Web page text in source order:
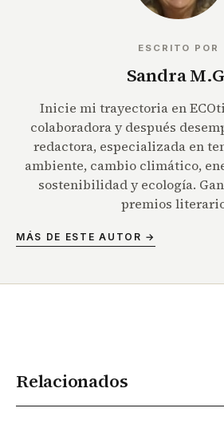
ESCRITO POR
Sandra
Inicie mi trayectoria en
colaboradora y después
redactora, especializada en
ambiente, cambio climático,
sostenibilidad y ecología.
premios
MÁS DE ESTE AUTOR →
Relacionados